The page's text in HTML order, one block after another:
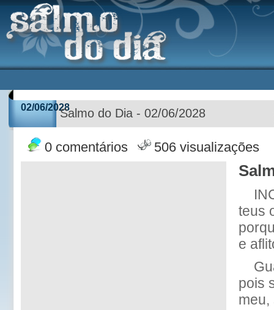
02/06/2028Salmo do Dia - 02/06/2028
0 comentários 506 visualizações
teus
e
pois
meu,